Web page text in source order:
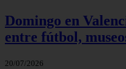
Domingo en
entre fútbol,
20/07/2026